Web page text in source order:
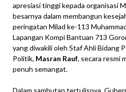
apresiasi tinggi kepada organisasi
besarnya dalam membangun
peringatan Milad ke-113
Lapangan Kompi Bantuan 713
yang diwakili oleh Staf Ahli Bidang
Politik, Masran Rauf, secara resmi
penuh semangat.